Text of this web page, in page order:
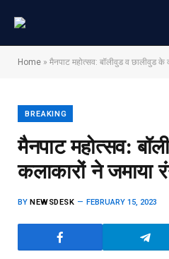
Home » मैनपाट महोत्सव: बॉलीवुड व छालीवुड के
BREAKING
मैनपाट महोत्सव:
कलाकारों ने जमाया
BY NEWSDESK FEBRUARY 15, 2023